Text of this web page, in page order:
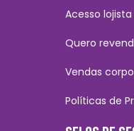
Acesso lojista
Quero
Vendas
Políticas de